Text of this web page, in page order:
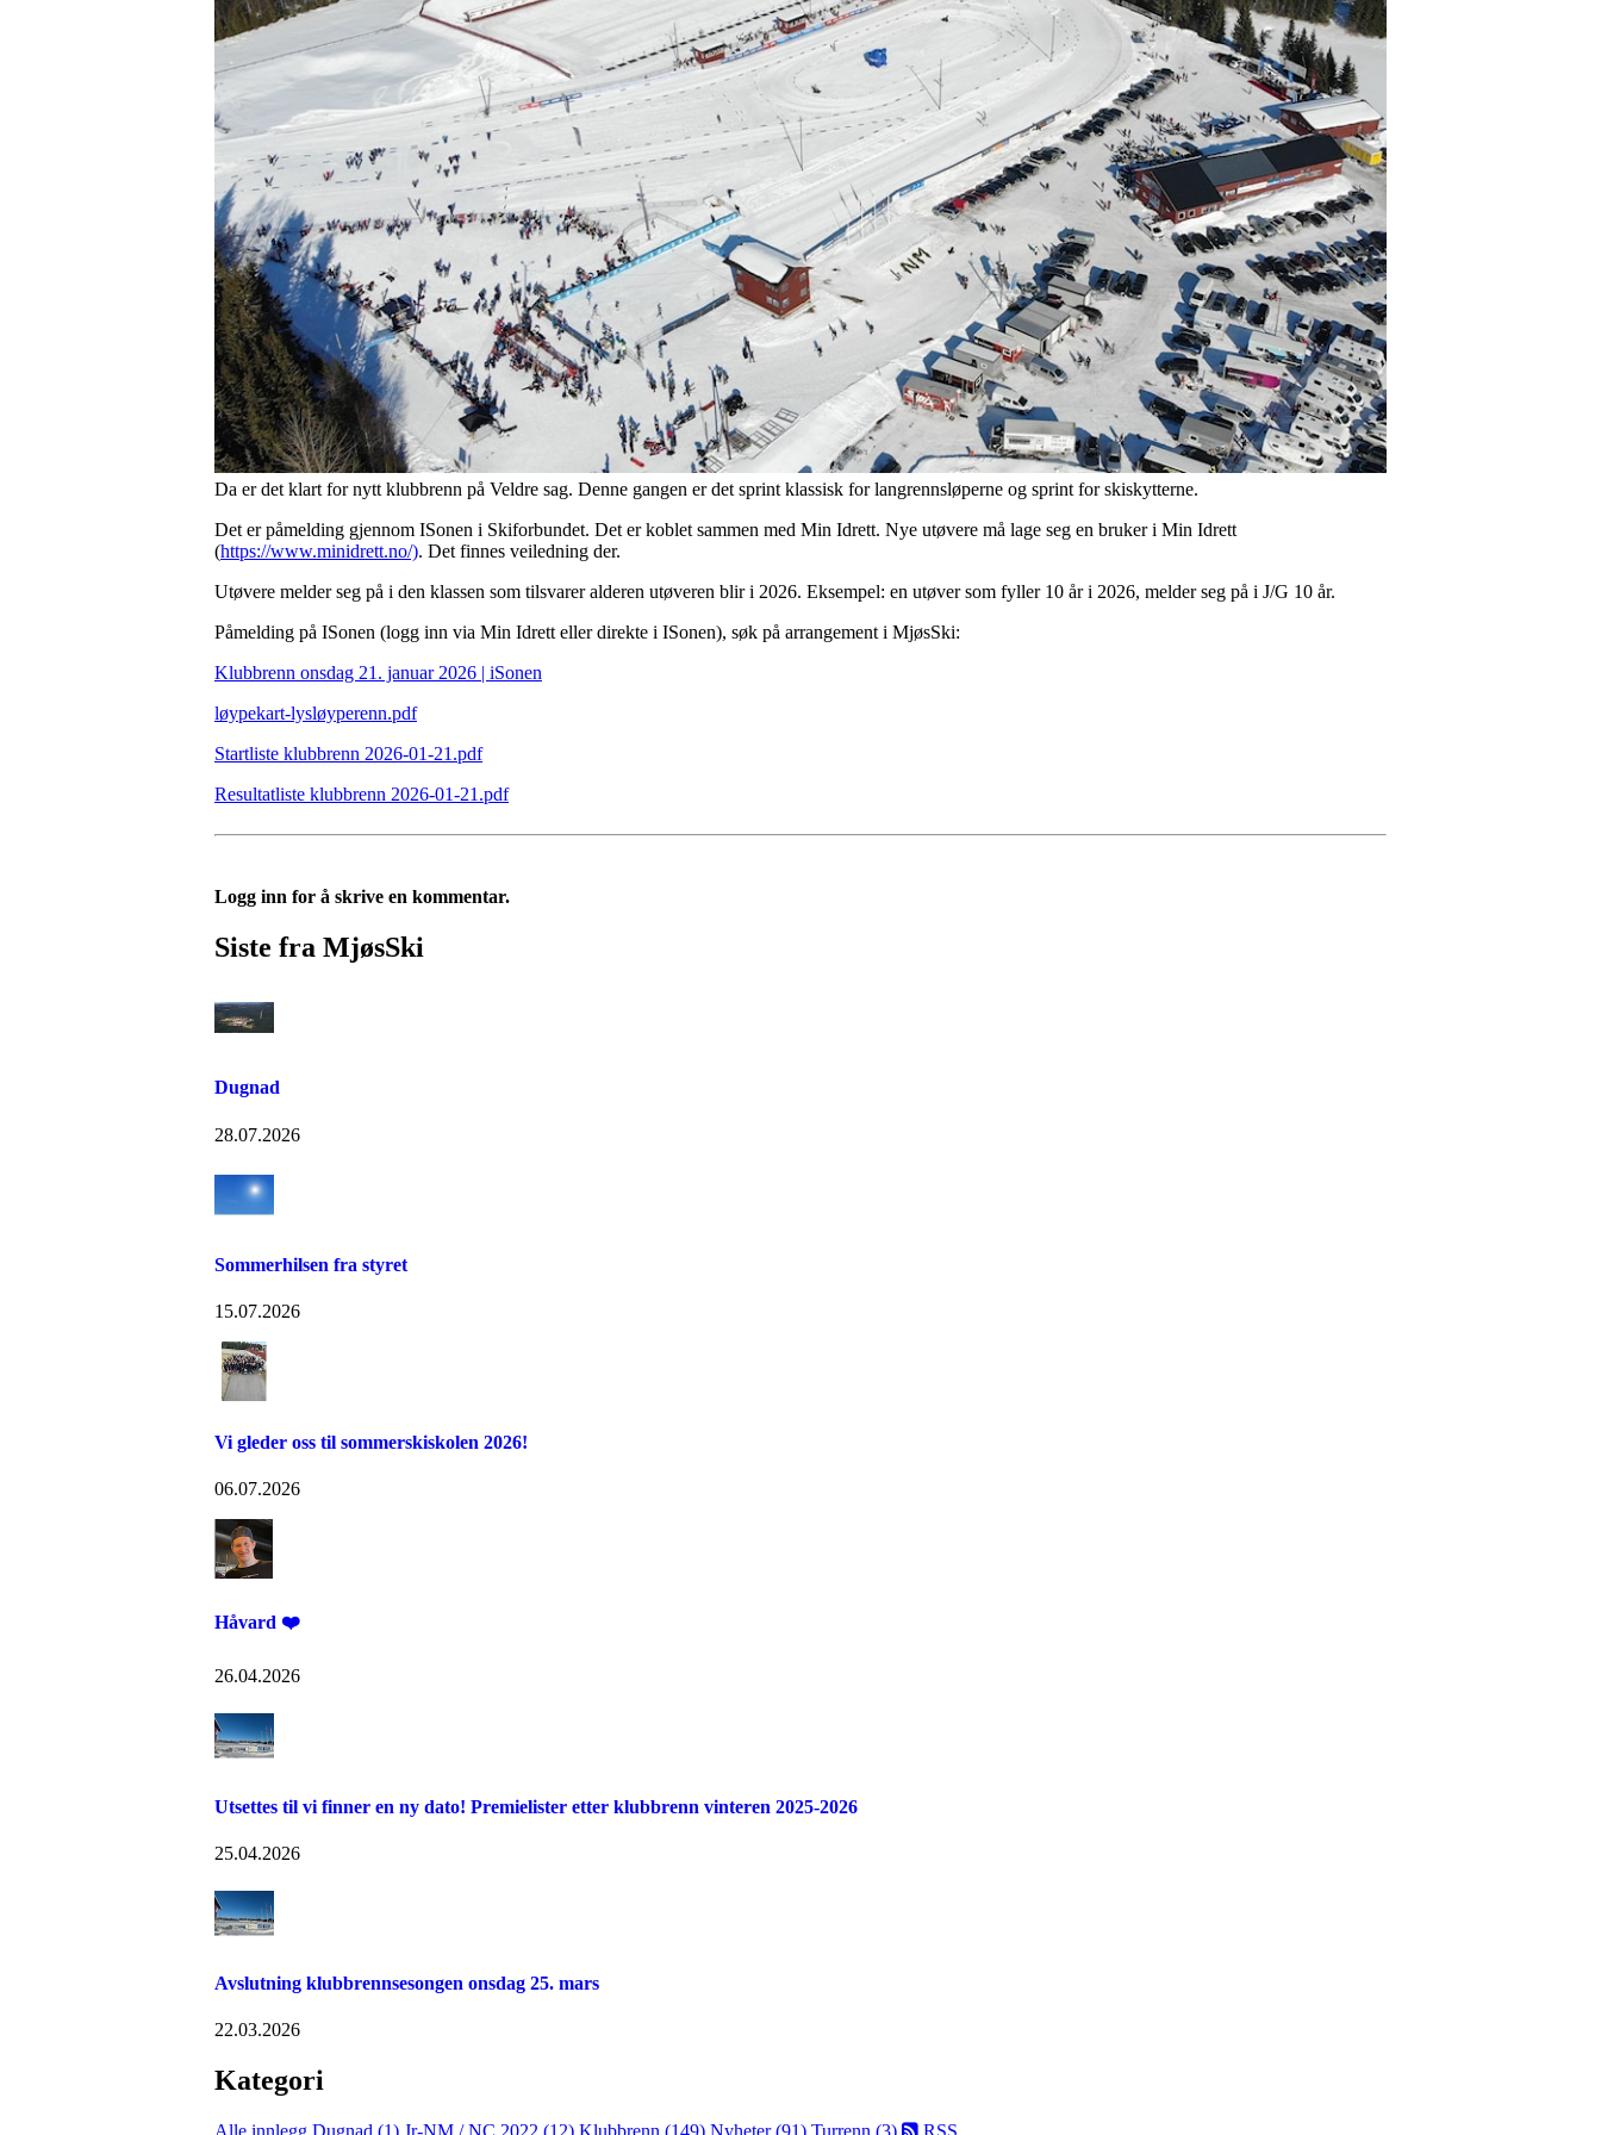
Da er det klart for nytt klubbrenn på Veldre sag. Denne gangen er det sprint klassisk for langrennsløperne og sprint for skiskytterne.
Det er påmelding gjennom ISonen i Skiforbundet. Det er koblet sammen med Min Idrett. Nye utøvere må lage seg en bruker i Min Idrett
(https://www.minidrett.no/). Det finnes veiledning der.
Utøvere melder seg på i den klassen som tilsvarer alderen utøveren blir i 2026. Eksempel: en utøver som fyller 10 år i 2026, melder seg på i J/G 10 år.
Påmelding på ISonen (logg inn via Min Idrett eller direkte i ISonen), søk på arrangement i MjøsSki:
Klubbrenn onsdag 21. januar 2026 | iSonen
løypekart-lysløyperenn.pdf
Startliste klubbrenn 2026-01-21.pdf
Resultatliste klubbrenn 2026-01-21.pdf
Logg inn for å skrive en kommentar.
Siste fra MjøsSki
Dugnad
28.07.2026
Sommerhilsen fra styret
15.07.2026
Vi gleder oss til sommerskiskolen 2026!
06.07.2026
Håvard ❤️
26.04.2026
Utsettes til vi finner en ny dato! Premielister etter klubbrenn vinteren 2025-2026
25.04.2026
Avslutning klubbrennsesongen onsdag 25. mars
22.03.2026
Kategori